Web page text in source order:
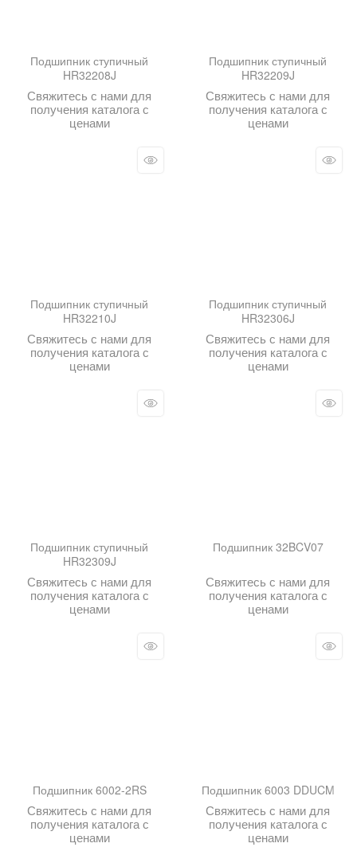
Подшипник ступичный
HR32208J
Свяжитесь с нами для
получения каталога с
ценами
Подшипник ступичный
HR32209J
Свяжитесь с нами для
получения каталога с
ценами
Подшипник ступичный
HR32210J
Свяжитесь с нами для
получения каталога с
ценами
Подшипник ступичный
HR32306J
Свяжитесь с нами для
получения каталога с
ценами
Подшипник ступичный
HR32309J
Свяжитесь с нами для
получения каталога с
ценами
Подшипник 32BCV07
Свяжитесь с нами для
получения каталога с
ценами
Подшипник 6002-2RS
Свяжитесь с нами для
получения каталога с
ценами
Подшипник 6003 DDUCM
Свяжитесь с нами для
получения каталога с
ценами